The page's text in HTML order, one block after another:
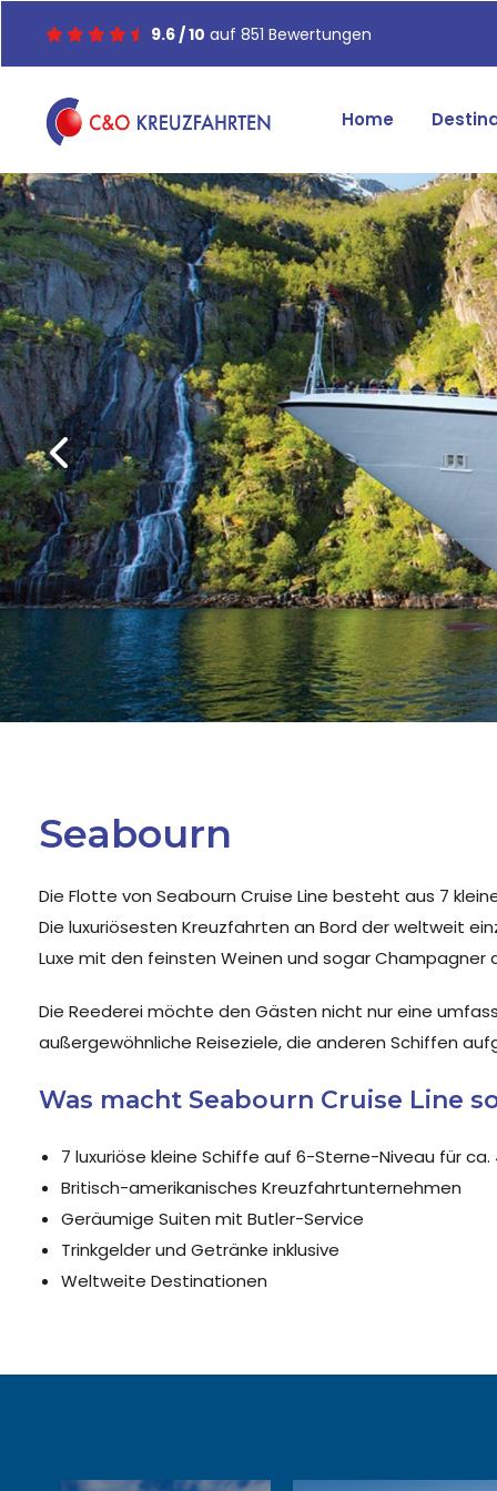
9.6 / 10 auf 851 Bewertungen
Home
Seabourn
Die Flotte von Seabourn Cruise Line besteht aus 7
Die luxuriösesten Kreuzfahrten an Bord der weltweit
Luxe mit den feinsten Weinen und sogar Champagner
Die Reederei möchte den Gästen nicht nur eine
außergewöhnliche Reiseziele, die anderen Schiffen
Was macht Seabourn Cruise Line
7 luxuriöse kleine Schiffe auf 6-Sterne-Niveau für
Britisch-amerikanisches Kreuzfahrtunternehmen
Geräumige Suiten mit Butler-Service
Trinkgelder und Getränke inklusive
Weltweite Destinationen